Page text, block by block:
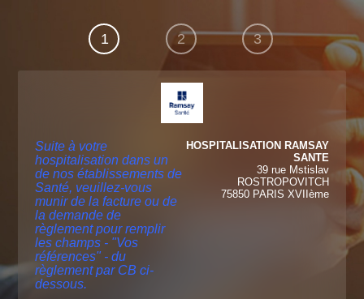
1 2 3
Suite à votre
hospitalisation dans un
de nos établissements de
Santé, veuillez-vous
munir de la facture ou de
la demande de
règlement pour remplir
les champs - "Vos
références" - du
règlement par CB ci-
dessous.
HOSPITALISATION RAMSAY
SANTE
39 rue Mstislav
ROSTROPOVITCH
75850 PARIS XVIIème